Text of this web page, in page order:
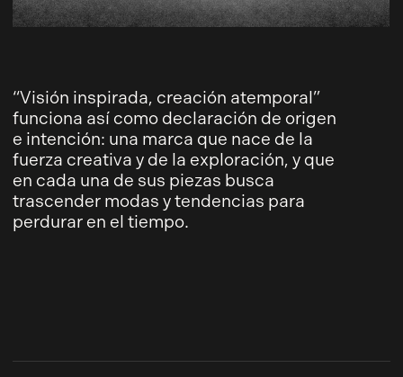
“Visión inspirada, creación atemporal”
funciona así como declaración de origen
e intención: una marca que nace de la
fuerza creativa y de la exploración, y que
en cada una de sus piezas busca
trascender modas y tendencias para
perdurar en el tiempo.